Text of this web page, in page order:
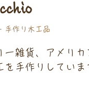
手作り木工品
ー雑貨、アメリ
を手作りしていま